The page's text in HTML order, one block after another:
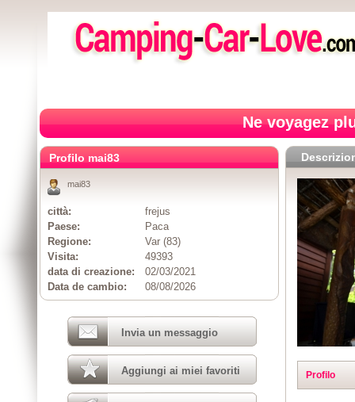
Ne voyagez
Profilo
Profilo mai83
mai83
città:
frejus
Paese:
Paca
Regione:
Var (83)
Visita:
49393
data di creazione:
02/03/2021
Data de cambio:
08/08/2026
Invia un messaggio
Aggiungi ai miei favoriti